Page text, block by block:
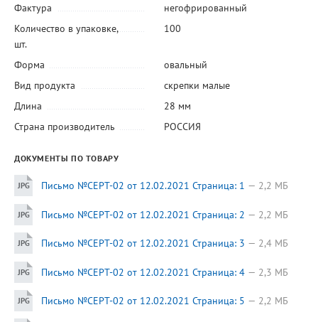
Фактура
негофрированный
Количество в упаковке,
шт.
100
Форма
овальный
Вид продукта
скрепки малые
Длина
28 мм
Страна производитель
РОССИЯ
ДОКУМЕНТЫ ПО ТОВАРУ
Письмо №СЕРТ-02 от 12.02.2021 Страница: 1 2,2 МБ
Письмо №СЕРТ-02 от 12.02.2021 Страница: 2 2,2 МБ
Письмо №СЕРТ-02 от 12.02.2021 Страница: 3 2,4 МБ
Письмо №СЕРТ-02 от 12.02.2021 Страница: 4 2,3 МБ
Письмо №СЕРТ-02 от 12.02.2021 Страница: 5 2,2 МБ